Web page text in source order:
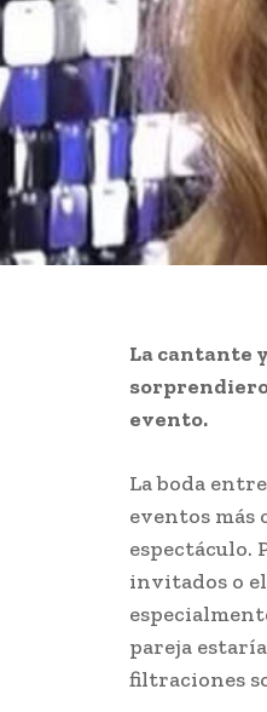
La cantante
evento.
La boda
eventos
espectáculo.
invitados o
pareja
filtraciones